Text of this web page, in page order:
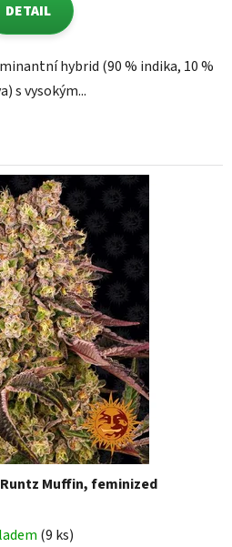
DETAIL
hybrid (90 % indika, 10 %
s vysokým...
Muffin, feminized
(9 ks)